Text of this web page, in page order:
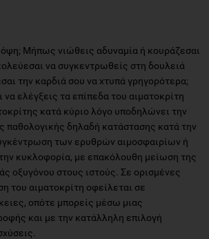
Μήπως νιώθεις αδυναμία ή κουράζεσαι
να συγκεντρωθείς στη δουλειά
την καρδιά σου να χτυπά γρηγορότερα;
να ελέγξεις τα επίπεδα του αιματοκρίτη
κατά κύριο λόγο υποδηλώνει την
παθολογικής δηλαδή κατάστασης κατά την
των ερυθρών αιμοσφαιρίων ή
κυκλοφορία, με επακόλουθη μείωση της
οξυγόνου στους ιστούς. Σε ορισμένες
του αιματοκρίτη οφείλεται σε
οπότε μπορείς μέσω μιας
και με την κατάλληλη επιλογή